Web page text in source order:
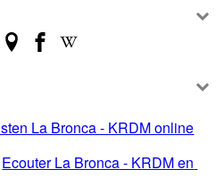
La Bronca - KRDM online
Ecouter La Bronca - KRDM en